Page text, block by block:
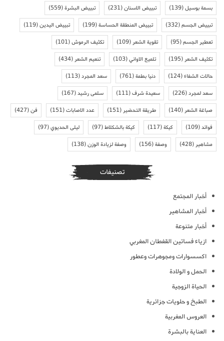
بسمة بوسيل(139) تبييض الاسنان(231) تبييض البشرة(559)
تبييض الجسم(332) تبييض المنطقة الحساسة(199) تبييض اليدين(119)
تعطير الجسم(95) تقوية الشعر(109) تكثيف الرموش(101)
تكثيف الشعر(195) تلميع الاواني(103) تنعيم الشعر(434)
حالات الشفاء(124) دنيا بطمة(761) سعد المجرد(113)
سعد لمجرد(226) سعيدة شرف(111) سلمى رشيد(167)
صباغة الشعر(140) طريقة التحضير(151) عدد الاصابات(151) فن(427)
فوائد(109) كيكة(117) كيكة بالشكلاط(97) ليلى الحديوي(97)
مشاهير(428) وصفة(156) وصفة لزيادة الوزن(138)
تصنيفات
أخبار المجتمع
أخبار المشاهير
أخبار متنوعة
ازياء فساتين القفطان المغربي
اكسسوارات ومجوهرات وعطور
الحمل و الولادة
الحياة الزوجية
الطبخ و حلويات جزائرية
العروس المغربية
العناية بالبشرة